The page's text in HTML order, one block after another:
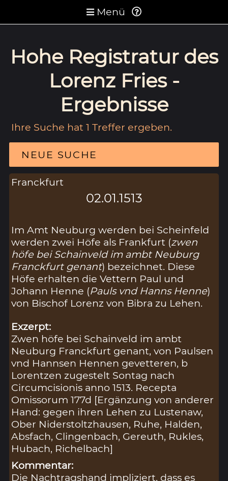
Menü
Hohe Registratur des
Lorenz Fries -
Ergebnisse
Ihre Suche hat 1 Treffer ergeben.
NEUE SUCHE
Franckfurt
02.01.1513
Im Amt Neuburg werden bei Scheinfeld
werden zwei Höfe als Frankfurt (zwen
höfe bei Schainveld im ambt Neuburg
Franckfurt genant) bezeichnet. Diese
Höfe erhalten die Vettern Paul und
Johann Henne (Pauls vnd Hanns Henne)
von Bischof Lorenz von Bibra zu Lehen.
Exzerpt:
Zwen höfe bei Schainveld im ambt
Neuburg Franckfurt genant, von Paulsen
vnd Hannsen Hennen gevetteren, b
Lorentzen zugestelt Sontag nach
Circumcisionis anno 1513. Recepta
Omissorum 177d [Ergänzung von anderer
Hand: gegen ihren Lehen zu Lustenaw,
Ober Niderstoltzhausen, Ruhe, Halden,
Absfach, Clingenbach, Gereuth, Rukles,
Hubach, Richelbach]
Kommentar:
Die Nachtragshand impliziert, dass es